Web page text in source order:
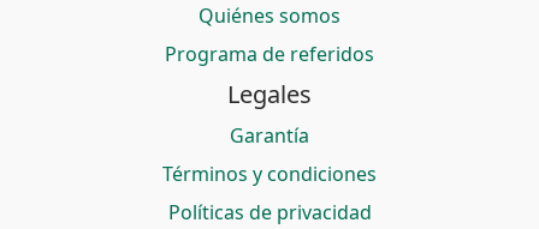
Quiénes somos
Programa de referidos
Legales
Garantía
Términos y condiciones
Políticas de privacidad